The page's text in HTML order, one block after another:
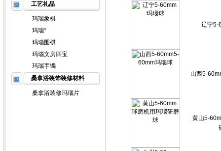
工艺礼品
玛瑙象棋
玛瑙*
玛瑙围棋
玛瑙文房四宝
玛瑙手镯
桑拿浴装饰装修材料
桑拿浴装修玛瑙片
辽宁5-
山西5-
黄山5-